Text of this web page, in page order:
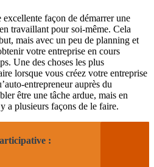
façon de démarrer une
travaillant pour soi-même. Cela
mais avec un peu de planning et
votre entreprise en cours
Une des choses les plus
lorsque vous créez votre entreprise
entrepreneur auprès du
être une tâche ardue, mais en
a plusieurs façons de le faire.
: